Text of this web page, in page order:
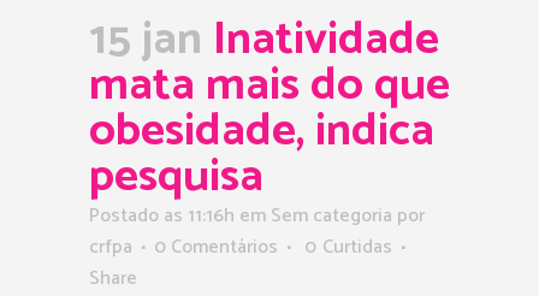
15 jan Inatividade
mata mais do que
obesidade, indica
pesquisa
Postado as 11:16h em Sem categoria por
crfpa
0 Comentários 0 Curtidas
Share